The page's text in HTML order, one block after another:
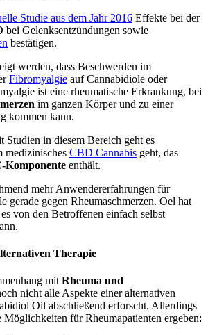
Studie aus dem Jahr 2016 Effekte bei der
Gelenksentzündungen sowie
bestätigen.
werden, dass Beschwerden im
Fibromyalgie auf Cannabidiole oder
ist eine rheumatische Erkrankung, bei
im ganzen Körper und zu einer
kommen kann.
Studien in diesem Bereich geht es
medizinisches CBD Cannabis geht, das
Komponente enthält.
mehr Anwendererfahrungen für
gerade gegen Rheumaschmerzen. Oel hat
von den Betroffenen einfach selbst
Therapie
mit Rheuma und
nicht alle Aspekte einer alternativen
Oil abschließend erforscht. Allerdings
für Rheumapatienten ergeben: